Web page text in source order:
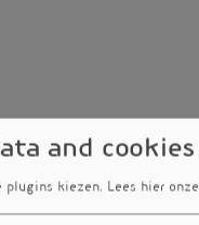
and cookies
plugins kiezen. Lees hier onze